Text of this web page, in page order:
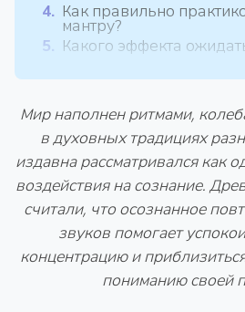
Как правильно
мантру?
Какого эффекта
Мир наполнен ритмами,
в духовных традициях
издавна рассматривался как
воздействия на сознание.
считали, что осознанное
звуков помогает
концентрацию и
пониманию своей